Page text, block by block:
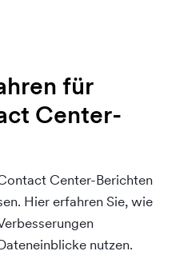
für
Center-
Center-Berichten
Hier erfahren Sie, wie
nutzen.